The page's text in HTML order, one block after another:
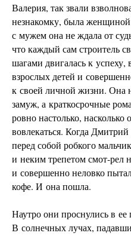
Валерия, так звали
незнакомку, была
с мужем она не ждала от
что каждый сам строитель
шагами двигалась к успеху,
взрослых детей и
к своей личной жизни. Она
замуж, а краткосрочные
ровно настолько,
вовлекаться. Когда
перед собой робкого
и неким трепетом смот-рел
и совершенно неловко
кофе. И она пошла.
Наутро они проснулись в
В солнечных лучах,